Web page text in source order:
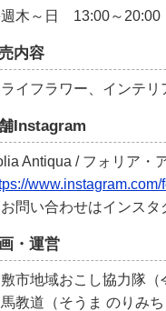
木～日 13:00～20:00
内容
ライフラワー、インテリ
Instagram
Antiqua / フォリア・
問い合わせはインスタ
・運営
市地域おこし協力隊（
教道（そうま のりみち